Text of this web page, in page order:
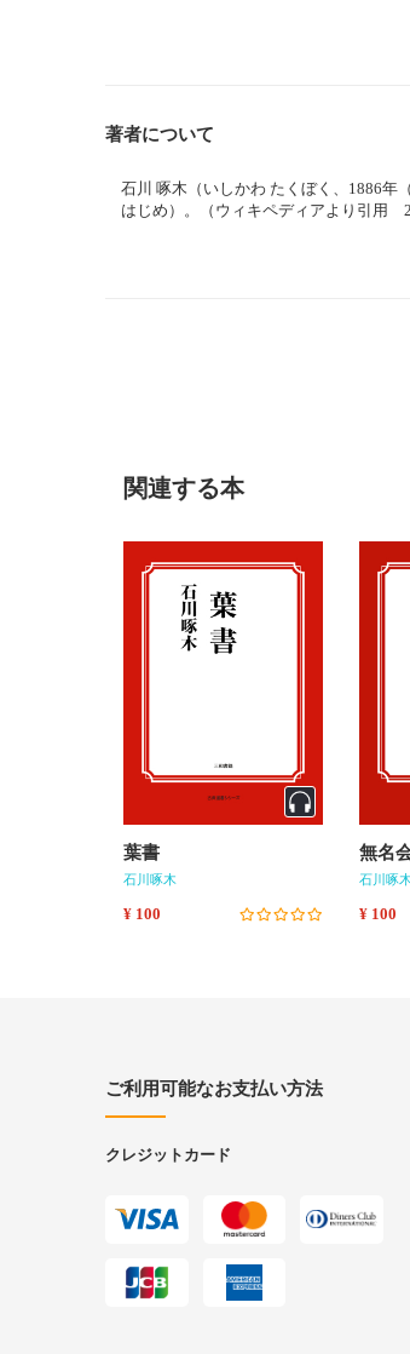
著者について
石川 啄木（いしかわ たくぼく、1886年
はじめ）。（ウィキペディアより引用
関連する本
葉書
石川啄木
¥ 100
無名
石川啄木
¥ 100
ご利用可能なお支払い方法
クレジットカード